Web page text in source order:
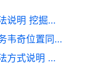
《挖掘者米娜》骨头守护者成就做法说明 挖掘者米娜地图
《哥特王朝：重制版》劫掠行动任务韦奇位置同享 哥特王朝重制版攻略
《哥特王朝：重制版》学习开始魔法方式说明 哥特王朝重制版陌生人任务